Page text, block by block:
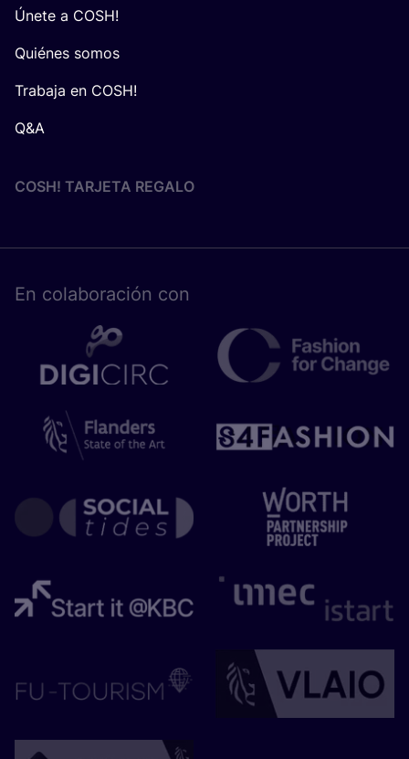
Únete a COSH!
Quiénes somos
Trabaja en COSH!
Q&A
COSH! TARJETA REGALO
En cola­bo­ra­ción con